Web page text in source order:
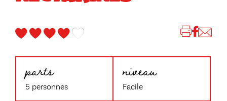
parts
5 personnes
niveau
Facile